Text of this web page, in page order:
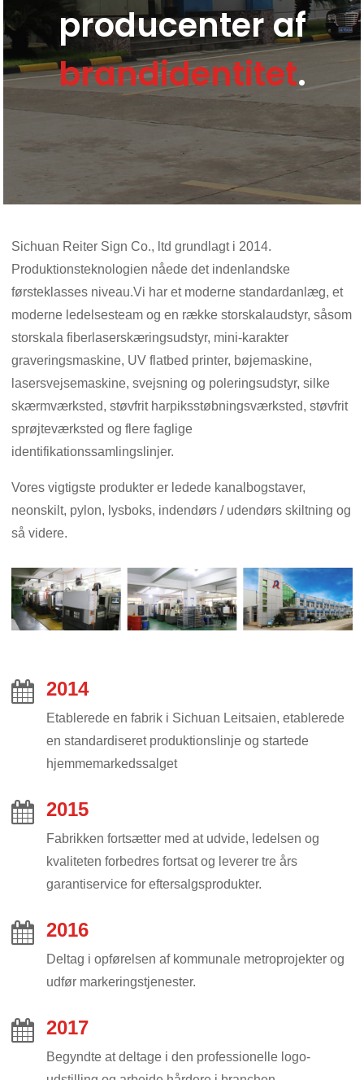
producenter af
brandidentitet.
Sichuan Reiter Sign Co., ltd grundlagt i 2014.
Produktionsteknologien nåede det indenlandske
førsteklasses niveau.Vi har et moderne standardanlæg, et
moderne ledelsesteam og en række storskalaudstyr, såsom
storskala fiberlaserskæringsudstyr, mini-karakter
graveringsmaskine, UV flatbed printer, bøjemaskine,
lasersvejsemaskine, svejsning og poleringsudstyr, silke
skærmværksted, støvfrit harpiksstøbningsværksted, støvfrit
sprøjteværksted og flere faglige
identifikationssamlingslinjer.
Vores vigtigste produkter er ledede kanalbogstaver,
neonskilt, pylon, lysboks, indendørs / udendørs skiltning og
så videre.
2014
Etablerede en fabrik i Sichuan Leitsaien, etablerede
en standardiseret produktionslinje og startede
hjemmemarkedssalget
2015
Fabrikken fortsætter med at udvide, ledelsen og
kvaliteten forbedres fortsat og leverer tre års
garantiservice for eftersalgsprodukter.
2016
Deltag i opførelsen af ​​kommunale metroprojekter og
udfør markeringstjenester.
2017
Begyndte at deltage i den professionelle logo-